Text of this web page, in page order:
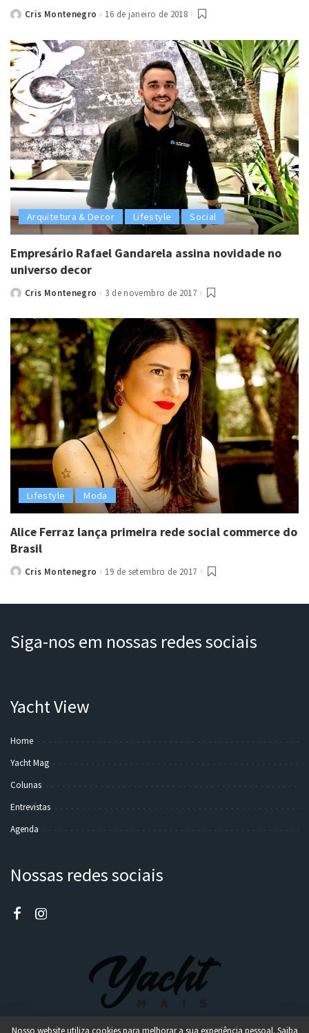
PostedCris Montenegro 16 de janeiro de 2018
Arquitetura & Decor Lifestyle Social
Empresário Rafael Gandarela assina novidade no
universo decor
PostedCris Montenegro 3 de novembro de 2017
Lifestyle Moda
Alice Ferraz lança primeira rede social commerce do
Brasil
PostedCris Montenegro 19 de setembro de 2017
Siga-nos em nossas redes sociais
Yacht View
Home
Yacht Mag
Colunas
Entrevistas
Agenda
Nossas redes sociais
Nosso website utiliza cookies para melhorar a sua experiência pessoal. Saiba